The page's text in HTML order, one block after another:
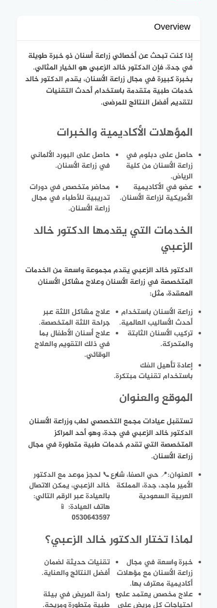
Overview
إذا كنت تبحث عن أخصائي زراعة أسنان ذو خبرة طويلة
في جدة، فإن الدكتور خالد الزعبي هو الخيار المثالي.
بخبرة كبيرة في مجال زراعة الأسنان، يقدم الدكتور خالد
خدمات طبية متقدمة باستخدام أحدث التقنيات
لتقديم أفضل النتائج للمرضى.
المؤهلات الأكاديمية والخبرات
حاصل على دبلوم في
زراعة الأسنان من كلية
الرياض.
حاصل على البورد الألماني
في زراعة الأسنان.
عضو في الأكاديمية
الأمريكية لزراعة الأسنان.
محاضر متخصص في دورات
تدريبية للأطباء في مجال
زراعة الأسنان.
الخدمات التي يقدمها الدكتور خالد
الزعبي
الدكتور خالد الزعبي يقدم مجموعة واسعة من الخدمات
المتخصصة في زراعة الأسنان وعلاج مشاكل الأسنان
المعقدة، مثل:
زراعة الأسنان باستخدام
أحدث الأساليب العالمية.
علاج مشاكل اللثة عبر
جراحة اللثة المتخصصة.
تركيب الأسنان الثابتة
والمتحركة.
علاج أسنان الأطفال بما
في ذلك التقويم والعلاج
الوقائي.
إعادة تأهيل الفك
باستخدام تقنيات مبتكرة.
الموقع والعنوان
تستقبل عيادات مجمع التخصصي لطب وزراعة الأسنان
الدكتور خالد الزعبي في جدة، وهو أحد المراكز
المتخصصة التي تقدم خدمات طبية متطورة في مجال
زراعة الأسنان.
العنوان:📍 حي الصفا، شارع
الأمير ماجد، جدة، المملكة
العربية السعودية
📞 لحجز موعد مع الدكتور
خالد الزعبي، يمكن الاتصال
بالعيادة عبر الرقم التالي:
هاتف العيادة: 📱
0530643597
لماذا تختار الدكتور خالد الزعبي؟
خبرة واسعة في مجال
زراعة الأسنان مع مؤهلات
أكاديمية معترف بها.
تقنيات حديثة لضمان
أفضل النتائج والعناية.
علاج مخصص يعتمد على
احتياجات كل مريض على
راحة المريض في بيئة
طبية متطورة ومريحة.